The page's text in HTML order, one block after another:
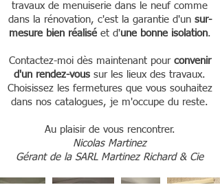
travaux de menuiserie dans le neuf comme
dans la rénovation, c'est la garantie d'un sur-
mesure bien réaliséet d'une bonne isolation.
Contactez-moi dès maintenant pour convenir
d'un rendez-vous sur les lieux des travaux.
Choisissez les fermetures que vous souhaitez
dans nos catalogues, je m'occupe du reste.
Au plaisir de vous rencontrer.
Nicolas Martinez
Gérant de la SARL Martinez Richard & Cie